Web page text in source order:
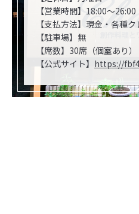
【営業時間】18:00～26:00
【支払方法】現金・各種
【駐車場】無
【席数】30席（個室あり）
【公式サイト】 https://